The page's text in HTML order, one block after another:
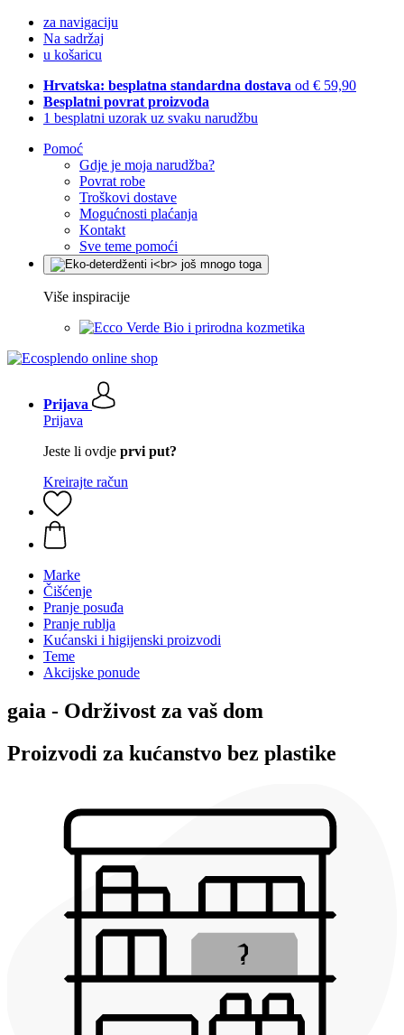
za navigaciju
Na sadržaj
u košaricu
Hrvatska: besplatna standardna dostava od € 59,90
Besplatni povrat proizvoda
1 besplatni uzorak uz svaku narudžbu
Pomoć
Gdje je moja narudžba?
Povrat robe
Troškovi dostave
Mogućnosti plaćanja
Kontakt
Sve teme pomoći
Više inspiracije
Bio i prirodna kozmetika
Prijava
Prijava
Jeste li ovdje prvi put?
Kreirajte račun
Marke
Čišćenje
Pranje posuđa
Pranje rublja
Kućanski i higijenski proizvodi
Teme
Akcijske ponude
gaia - Održivost za vaš dom
Proizvodi za kućanstvo bez plastike